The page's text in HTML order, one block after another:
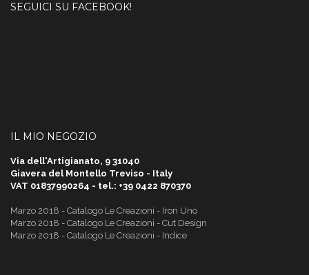
SEGUICI SU FACEBOOK!
IL MIO NEGOZIO
Via dell'Artigianato, 9 31040
Giavera del Montello Treviso - Italy
VAT 01837990264 - tel.: +39 0422 870370
Marzo 2018 - Catalogo Le Creazioni - Iron Uno
Marzo 2018 - Catalogo Le Creazioni - Cut Design
Marzo 2018 - Catalogo Le Creazioni - Indice